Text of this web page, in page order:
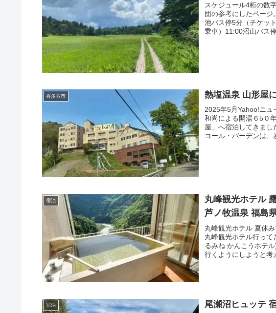
スケジュール4桁の数
団の参考にしたペー
池バス停5分（チケッ
乗車）11:00沼山バス停
喜多方市 熱塩温泉 山形屋
2025年5月Yahoo!ニュ
和尚による開湯６5０
屋」へ宿泊してきまし
コール・バーデンは
宿泊
丸峰観光ホテル
芦ノ牧温泉 福島
丸峰観光ホテル 夏休
丸峰観光ホテル行って
るみね かんこうホテ
行くようにしようと考
宿泊
尾瀬沼ヒュッテ